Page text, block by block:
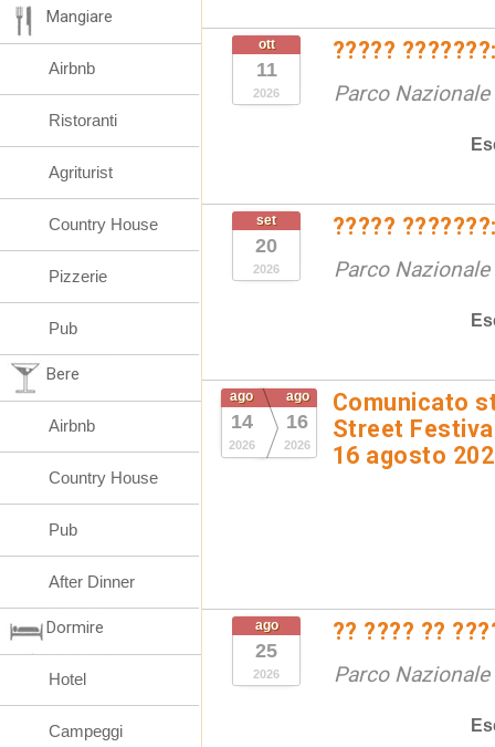
ott
11
2026
?????
Parco
set
20
2026
?????
Parco
ago
14
2026
ago
16
2026
Comunicato
Street
16 agosto
ago
25
2026
?? ???? ??
Parco
Mangiare
Airbnb
Ristoranti
Agriturist
Country House
Pizzerie
Pub
Bere
Airbnb
Country House
Pub
After Dinner
Dormire
Hotel
Campeggi